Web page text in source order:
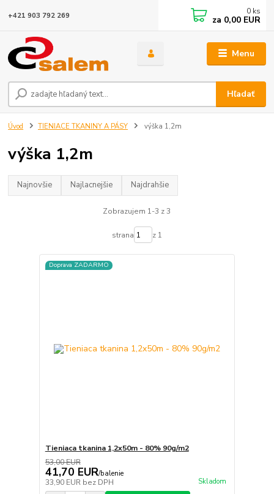
Menu
Hľadať
+421 903 792 269 0 ks
za 0,00 EUR
Úvod TIENIACE TKANINY A PÁSY výška 1,2m
výška 1,2m
Najnovšie Najlacnejšie Najdrahšie
Zobrazujem 1-3 z 3
strana z 1
Doprava ZADARMO
Tieniaca tkanina 1,2x50m - 80% 90g/m2
53,00 EUR
41,70 EUR/balenie
33,90 EUR bez DPH Skladom